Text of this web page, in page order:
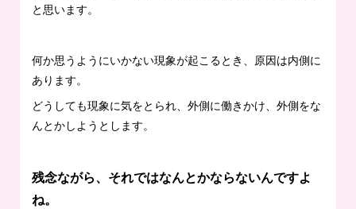
と思います。
何か思うようにいかない現象が起こるとき、原因は内側に
あります。
どうしても現象に気をとられ、外側に働きかけ、外側をな
んとかしようとします。
残念ながら、それではなんとかならないんですよ
ね。